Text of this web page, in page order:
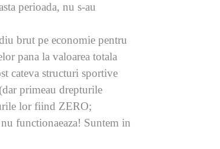
perioada, nu s-au
brut pe economie pentru
pana la valoarea totala
cateva structuri sportive
primeau drepturile
lor fiind ZERO;
functionaeaza! Suntem in